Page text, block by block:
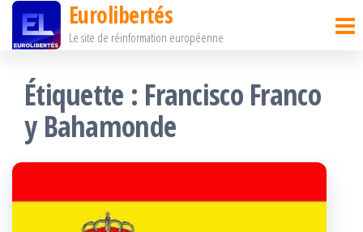
Passer
contenu
Eurolibertés
Le site de réinformation européenne
Étiquette : Francisco Franco
y Bahamonde